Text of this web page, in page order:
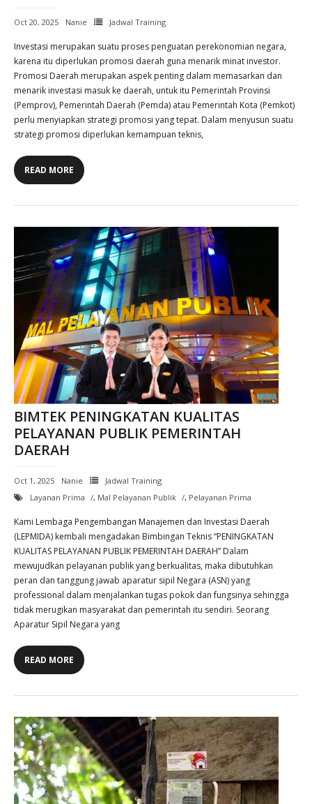
Oct 20, 2025 Nanie Jadwal Training
Investasi merupakan suatu proses penguatan perekonomian negara,
karena itu diperlukan promosi daerah guna menarik minat investor.
Promosi Daerah merupakan aspek penting dalam memasarkan dan
menarik investasi masuk ke daerah, untuk itu Pemerintah Provinsi
(Pemprov), Pemerintah Daerah (Pemda) atau Pemerintah Kota (Pemkot)
perlu menyiapkan strategi promosi yang tepat. Dalam menyusun suatu
strategi promosi diperlukan kemampuan teknis,
READ MORE
BIMTEK PENINGKATAN KUALITAS
PELAYANAN PUBLIK PEMERINTAH
DAERAH
Oct 1, 2025 Nanie
Jadwal Training
Layanan Prima
, Mal Pelayanan Publik , Pelayanan Prima
Kami Lembaga Pengembangan Manajemen dan Investasi Daerah
(LEPMIDA) kembali mengadakan Bimbingan Teknis “PENINGKATAN
KUALITAS PELAYANAN PUBLIK PEMERINTAH DAERAH” Dalam
mewujudkan pelayanan publik yang berkualitas, maka dibutuhkan
peran dan tanggung jawab aparatur sipil Negara (ASN) yang
professional dalam menjalankan tugas pokok dan fungsinya sehingga
tidak merugikan masyarakat dan pemerintah itu sendiri. Seorang
Aparatur Sipil Negara yang
READ MORE